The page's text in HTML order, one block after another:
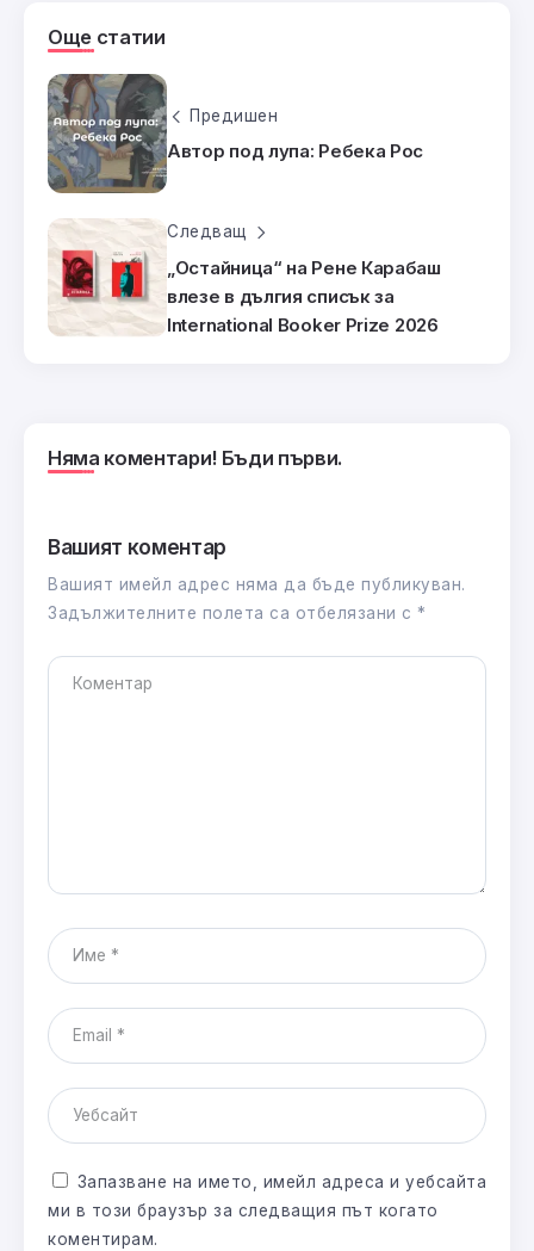
Още статии
Предишен
Автор под лупа: Ребека Рос
Следващ
„Остайница“ на Рене Карабаш
влезе в дългия списък за
International Booker Prize 2026
Няма коментари! Бъди първи.
Вашият коментар
Вашият имейл адрес няма да бъде публикуван.
Задължителните полета са отбелязани с *
Запазване на името, имейл адреса и уебсайта
ми в този браузър за следващия път когато
коментирам.